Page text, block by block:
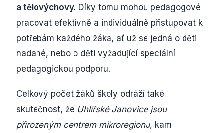
a tělovýchovy. Díky tomu mohou pedagogové
pracovat efektivně a individuálně přistupovat k
potřebám každého žáka, ať už se jedná o děti
nadané, nebo o děti vyžadující speciální
pedagogickou podporu.
Celkový počet žáků školy odráží také
skutečnost, že Uhlířské Janovice jsou
přirozeným centrem mikroregionu, kam